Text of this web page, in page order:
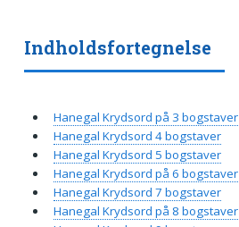
Indholdsfortegnelse
Hanegal Krydsord på 3 bogstaver
Hanegal Krydsord 4 bogstaver
Hanegal Krydsord 5 bogstaver
Hanegal Krydsord på 6 bogstaver
Hanegal Krydsord 7 bogstaver
Hanegal Krydsord på 8 bogstaver